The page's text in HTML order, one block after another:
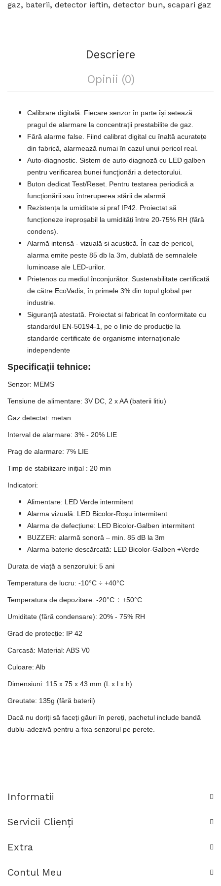
gaz, baterii, detector ieftin, detector bun, scapari gaz
Descriere
Opinii (0)
Calibrare digitală. Fiecare senzor în parte își setează
pragul de alarmare la concentrații prestabilite de gaz.
Fără alarme false. Fiind calibrat digital cu înaltă acuratețe
din fabrică, alarmează numai în cazul unui pericol real.
Auto-diagnostic. Sistem de auto-diagnoză cu LED galben
pentru verificarea bunei funcţionări a detectorului.
Buton dedicat Test/Reset. Pentru testarea periodică a
funcţionării sau întreruperea stării de alarmă.
Rezistența la umiditate si praf IP42. Proiectat să
funcționeze ireproșabil la umidități între 20-75% RH (fără
condens).
Alarmă intensă - vizuală si acustică. În caz de pericol,
alarma emite peste 85 db la 3m, dublată de semnalele
luminoase ale LED-urilor.
Prietenos cu mediul înconjurător. Sustenabilitate certificată
de către EcoVadis, în primele 3% din topul global per
industrie.
Siguranță atestată. Proiectat si fabricat în conformitate cu
standardul EN-50194-1, pe o linie de producție la
standarde certificate de organisme internaționale
independente
Specificații tehnice:
Senzor: MEMS
Tensiune de alimentare: 3V DC, 2 x AA (baterii litiu)
Gaz detectat: metan
Interval de alarmare: 3% - 20% LIE
Prag de alarmare: 7% LIE
Timp de stabilizare inițial : 20 min
Indicatori:
Alimentare: LED Verde intermitent
Alarma vizuală: LED Bicolor-Roșu intermitent
Alarma de defecțiune: LED Bicolor-Galben intermitent
BUZZER: alarmă sonoră – min. 85 dB la 3m
Alarma baterie descărcată: LED Bicolor-Galben +Verde
Durata de viață a senzorului: 5 ani
Temperatura de lucru: -10°C ÷ +40°C
Temperatura de depozitare: -20°C ÷ +50°C
Umiditate (fără condensare): 20% - 75% RH
Grad de protecție: IP 42
Carcasă: Material: ABS V0
Culoare: Alb
Dimensiuni: 115 x 75 x 43 mm (L x l x h)
Greutate: 135g (fără baterii)
Dacă nu doriți să faceți găuri în pereți, pachetul include bandă
dublu-adezivă pentru a fixa senzorul pe perete.
Informatii
Servicii Clienţi
Extra
Contul Meu